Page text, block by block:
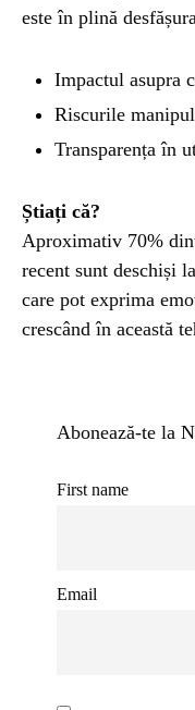
este în plină
Impactul asupra
Riscurile
Transparența în
Știați că?
Aproximativ 70%
recent sunt deschiși
care pot exprima
crescând în această
Abonează-te la
First name
Email